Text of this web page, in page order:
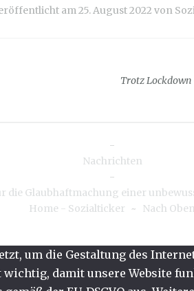
am25. August 2022 von
Trotz
-
Nachrichten
-
die Glaubhaftmachung einer
Home - Sozialticker
~ Nach Oben
um die Gestaltung des
damit unsere Website